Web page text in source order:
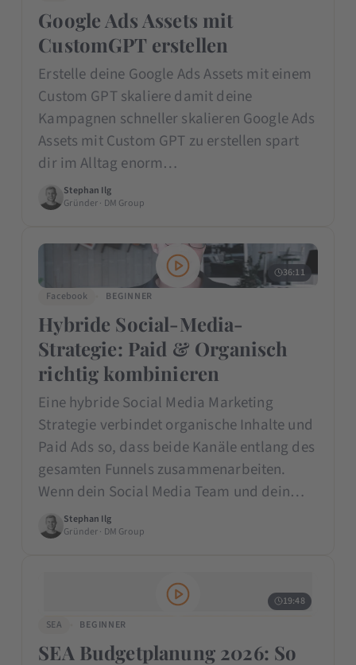
Google Ads Assets mit
CustomGPT erstellen
Erstelle deine Google Ads Assets mit einem
Custom GPT skaliere damit deine
Kampagnen schneller skalieren Google Ads
Assets mit Custom GPT zu erstellen spart
dir im Alltag enorm…
Stephan Ilg
Gründer · DM Group
36:11
Facebook
BEGINNER
Hybride Social-Media-
Strategie: Paid & Organisch
richtig kombinieren
Eine hybride Social Media Marketing
Strategie verbindet organische Inhalte und
Paid Ads so, dass beide Kanäle entlang des
gesamten Funnels zusammenarbeiten.
Wenn dein Social Media Team und dein…
Stephan Ilg
Gründer · DM Group
19:48
SEA
BEGINNER
SEA Budgetplanung 2026: So